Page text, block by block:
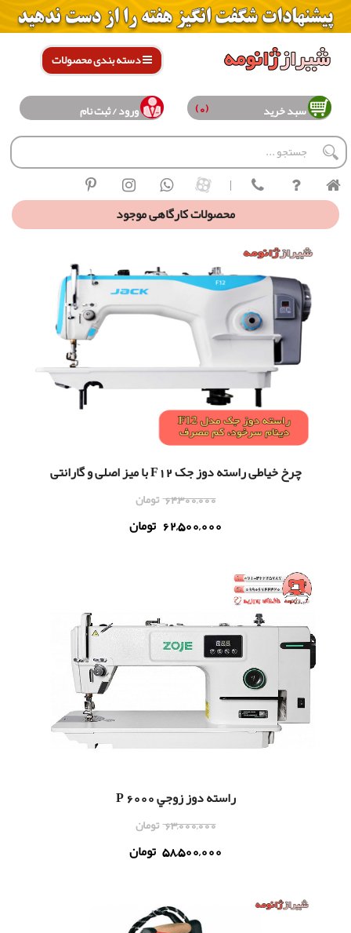
دسته بندی محصولات
سبد خرید (0) ورود / ثبت نام
|
محصولات کارگاهی موجود
چرخ خیاطی راسته دوز جک F12 با میز اصلی و گارانتی
64,300,000 تومان
62,500,000 تومان
راسته دوز زوجي 6000 P
63,000,000 تومان
58,500,000 تومان